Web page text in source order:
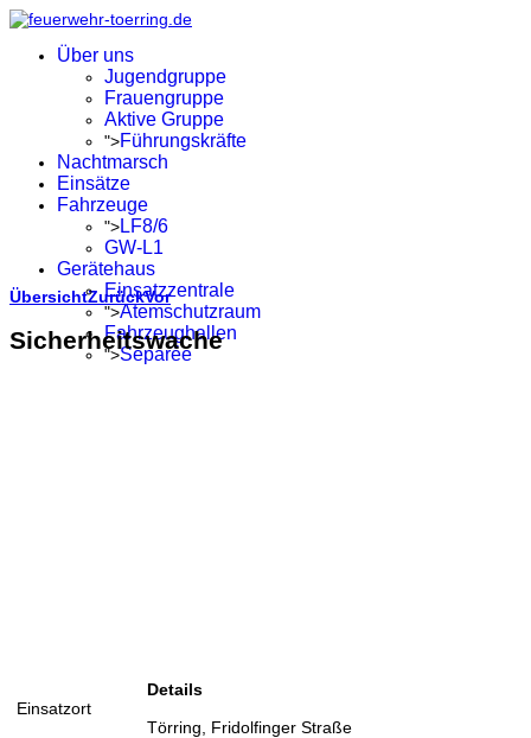
Über uns
Jugendgruppe
Frauengruppe
Aktive Gruppe
">Führungskräfte
Nachtmarsch
Einsätze
Fahrzeuge
">LF8/6
GW-L1
Gerätehaus
Einsatzzentrale
">Atemschutzraum
Fahrzeughallen
">Separée
ÜbersichtZurückVor
Sicherheitswache
Einsatzort
Details
Törring, Fridolfinger Straße